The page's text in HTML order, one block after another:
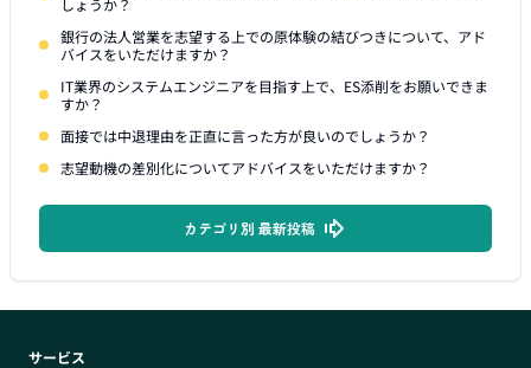
しょうか？
銀行の法人営業を志望する上での原体験の結びつきについて、アド
バイスをいただけますか？
IT業界のシステムエンジニアを目指す上で、ES添削をお願いできま
すか？
面接では中退理由を正直に言った方が良いのでしょうか？
志望動機の差別化についてアドバイスをいただけますか？
カテゴリ別 最新投稿
サービス